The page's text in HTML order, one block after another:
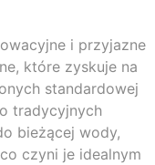
i przyjazne
które zyskuje na
standardowej
tradycyjnych
bieżącej wody,
czyni je idealnym